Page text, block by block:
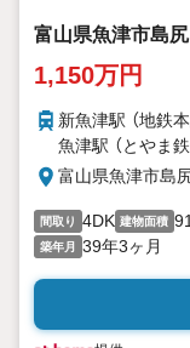
富山県魚津市島尻
1,150万円
新魚津駅 （地鉄本
魚津駅 （とやま鉄
富山県魚津市島
間取り 4DK 建物面積
築年月 39年3ヶ月